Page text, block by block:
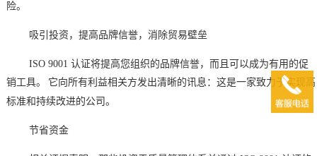
险。
吸引投资，提高品牌信誉，消除贸易壁垒
ISO 9001 认证将提高您组织的品牌信誉，而且可以成为有用的促
销工具。
它向所有利益相关方发出清晰的讯息：这是一家致力于实现高
标准和持续改进的公司。
节省资金